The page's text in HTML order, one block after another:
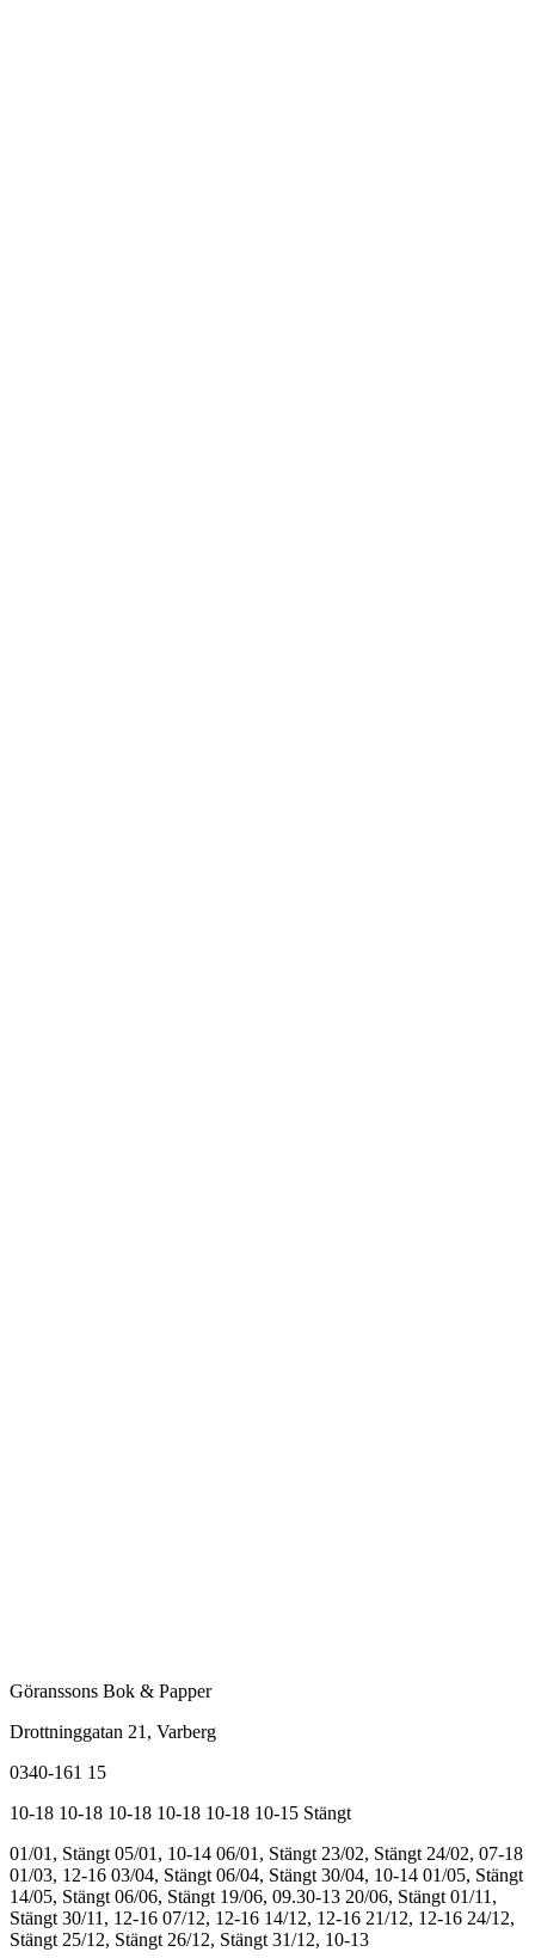
Göranssons Bok & Papper
Drottninggatan 21 , Varberg
0340-161 15
10-18 10-18 10-18 10-18 10-18 10-15 Stängt
01/01, Stängt 05/01, 10-14 06/01, Stängt 23/02, Stängt 24/02, 07-18
01/03, 12-16 03/04, Stängt 06/04, Stängt 30/04, 10-14 01/05, Stängt
14/05, Stängt 06/06, Stängt 19/06, 09.30-13 20/06, Stängt 01/11,
Stängt 30/11, 12-16 07/12, 12-16 14/12, 12-16 21/12, 12-16 24/12,
Stängt 25/12, Stängt 26/12, Stängt 31/12, 10-13